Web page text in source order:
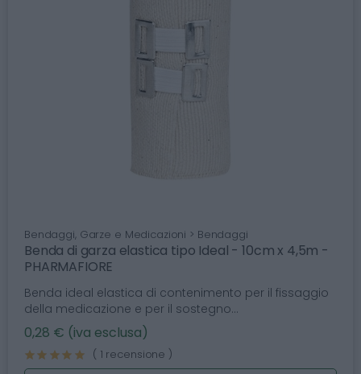
Bendaggi, Garze e Medicazioni > Bendaggi
Benda di garza elastica tipo Ideal - 10cm x 4,5m -
PHARMAFIORE
Benda ideal elastica di contenimento per il fissaggio
della medicazione e per il sostegno...
0,28 € (iva esclusa)
( 1 recensione )